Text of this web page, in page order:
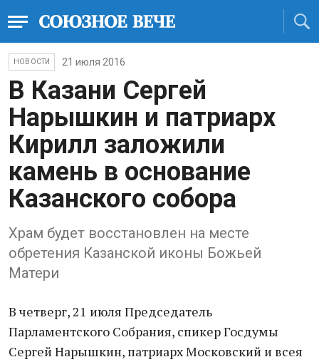
НОВОСТИ 21 июля 2016
В Казани Сергей
Нарышкин и патриарх
Кирилл заложили
камень в основание
Казанского собора
Храм будет восстановлен на месте
обретения Казанской иконы Божьей
Матери
В четверг, 21 июля Председатель
Парламентского Собрания, спикер Госдумы
Сергей Нарышкин, патриарх Московский и всея